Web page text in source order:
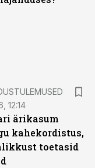
12:14
ärikasum
kahekordistus,
toetasid